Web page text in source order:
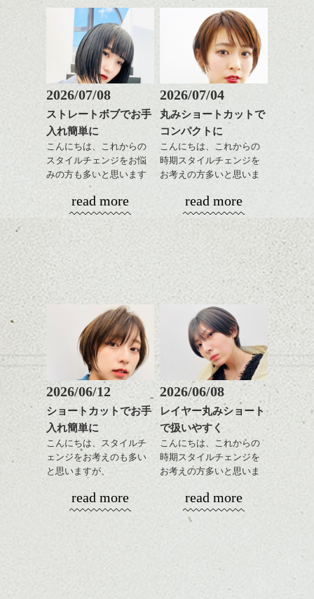
白無垢を着ている花嫁さん。大きな芍薬の
花が目立ちますね。 とてもお似合いでし
た☆
実際に着せたのですが、とても重いことに
ビックリしました！！
今日まで！！池袋の東武の１Ｆでショップ
をやっているので、ぜひ近くの方は行って
みてください。
ナチュラルなトーンの色
で柔らかさをプラスする
のも良いですね。
またクセ毛の方は質感調
整のストレートパーマで
髪質改善すると
おすすめです。
いつものスタイリングが
ドライした後オイルやワ
ックスをなじませるだけ
に。
これからのスタイルチェ
ンジの事、髪質に合った
お手入れ方法等、
下さいね。
お待ちしております。
せます。
質感をかるくととのえな
がら耳かけアレンジする
のも良い感じです。
これからのスタイルチェ
ンジ、似合うカラーリン
グの事やお手入れ方法な
ど
是非なんでもご相談して
下さいね。
シバタ
スパ／伸びても目立たない
ヘアカラー/ハイライト/ダブ
ベージュ系等の肌を綺麗
に見せる効果のあるカラ
ーリングをプラスして透
明感を表現すると
更に雰囲気が出やすくな
って毎日のお手入れも簡
単になりますよ。
さり気ない程度にハイラ
め。
ワックスとオイル、バー
ム等の質感を調整しやす
いものを全体になじませ
整えるだけですよ。
ンジの事等
是非なんでもご相談して
下さい。
お待ちしております
ナチュラルなベージュカ
ラーで全体にツヤと透明
感をプラスして
質感も綺麗に見せやす
スタイリング方法は全体
をドライした後、
ワックスとオイルを混ぜ
ながらもみこみ、なじま
せます。
質感をかるくととのえな
のも良い感じです。
これからのスタイルチェ
グの事やお手入れ方法な
是非なんでもご相談して
下さいね。
2026/07/08
ストレートボブでお手
入れ簡単に
こんにちは、これからの
スタイルチェンジをお悩
みの方も多いと思います
やっぱりボブでお手入れ
しやすいスタイルだと毎
さを残したボブは雰囲気
も出しやすくていろいろ
おすすめですね。
前髪もやや重めにカット
してラインを強調するの
もこれからは良い感じで
す、
目元が引き締まった印象
に。
read more
2026/07/04
丸みショートカットで
コンパクトに
こんにちは、これからの
時期スタイルチェンジを
お考えの方多いと思いま
コンパクトなフォルムが
全体のバランスを良く見
いろんなシーンに雰囲気
をだしやすくスタイリン
グも簡単で良いので朝の
時短にも◎
そんなショートカット。
軽めの前髪で透け感を演
出できるので、
この時期とてもおすすめ
ですよ。
read more
2026/06/12
ショートカットでお手
入れ簡単に
こんにちは、スタイルチ
ェンジをお考えのも多い
と思いますが、
演出したスタイルもこれ
からの季節とてもおすす
read more
2026/06/08
レイヤー丸みショート
で扱いやすく
こんにちは、これからの
時期スタイルチェンジを
お考えの方多いと思いま
コンパクトなフォルムが
をだしやすくスタイリン
read more